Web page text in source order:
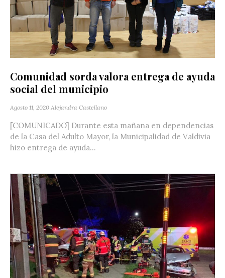
Comunidad sorda valora entrega de ayuda
social del municipio
Agosto 11, 2020 Alejandra Castellano
[COMUNICADO] Durante esta mañana en dependencias
de la Casa del Adulto Mayor, la Municipalidad de Valdivia
hizo entrega de ayuda...